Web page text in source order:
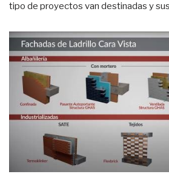
tipo de proyectos van destinadas y